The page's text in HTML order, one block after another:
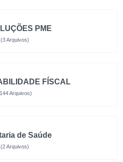
PME
(3 Arquivos)
FÍSCAL
Arquivos)
de Saúde
(2 Arquivos)